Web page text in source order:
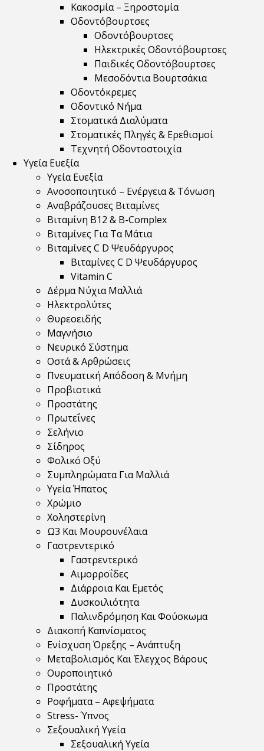
Κακοσμία – Ξηροστομία
Οδοντόβουρτσες
Οδοντόβουρτσες
Ηλεκτρικές Οδοντόβουρτσες
Παιδικές Οδοντόβουρτσες
Μεσοδόντια Βουρτσάκια
Οδοντόκρεμες
Οδοντικό Νήμα
Στοματικά Διαλύματα
Στοματικές Πληγές & Ερεθισμοί
Τεχνητή Οδοντοστοιχία
Υγεία Ευεξία
Υγεία Ευεξία
Ανοσοποιητικό – Ενέργεια & Τόνωση
Αναβράζουσες Βιταμίνες
Βιταμίνη B12 & Β-Complex
Βιταμίνες Για Τα Μάτια
Βιταμίνες C D Ψευδάργυρος
Βιταμίνες C D Ψευδάργυρος
Vitamin C
Δέρμα Νύχια Μαλλιά
Ηλεκτρολύτες
Θυρεοειδής
Μαγνήσιο
Νευρικό Σύστημα
Οστά & Αρθρώσεις
Πνευματική Απόδοση & Μνήμη
Προβιοτικά
Προστάτης
Πρωτεΐνες
Σελήνιο
Σίδηρος
Φολικό Οξύ
Συμπληρώματα Για Μαλλιά
Υγεία Ήπατος
Χρώμιο
Χοληστερίνη
Ω3 Και Μουρουνέλαια
Γαστρεντερικό
Γαστρεντερικό
Αιμορροΐδες
Διάρροια Και Εμετός
Δυσκοιλιότητα
Παλινδρόμηση Και Φούσκωμα
Διακοπή Καπνίσματος
Ενίσχυση Όρεξης – Ανάπτυξη
Μεταβολισμός Και Έλεγχος Βάρους
Ουροποιητικό
Προστάτης
Ροφήματα – Αφεψήματα
Stress- Ύπνος
Σεξουαλική Υγεία
Σεξουαλική Υγεία